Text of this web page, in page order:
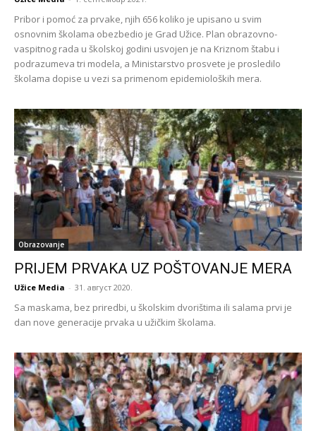
Pribor i pomoć za prvake, njih 656 koliko je upisano u svim
osnovnim školama obezbedio je Grad Užice. Plan obrazovno-
vaspitnog rada u školskoj godini usvojen je na Kriznom štabu i
podrazumeva tri modela, a Ministarstvo prosvete je prosledilo
školama dopise u vezi sa primenom epidemioloških mera.
Obrazovanje
PRIJEM PRVAKA UZ POŠTOVANJE MERA
Užice Media - 31. август 2020.
Sa maskama, bez priredbi, u školskim dvorištima ili salama prvi je
dan nove generacije prvaka u užičkim školama.